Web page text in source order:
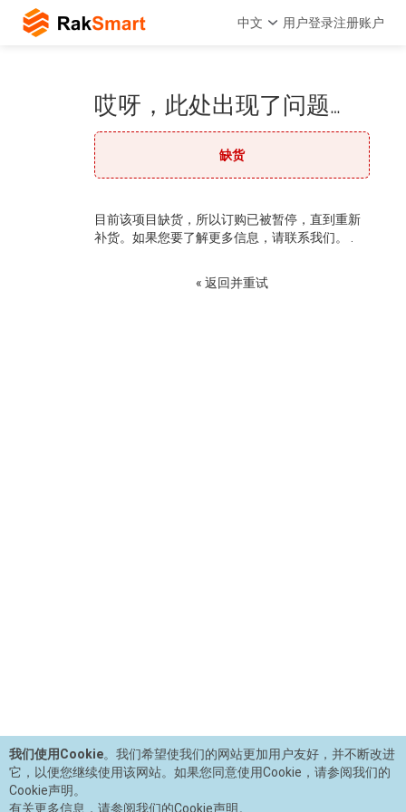
中文 用户登录注册账户
哎呀，此处出现了问题…
缺货
目前该项目缺货，所以订购已被暂停，直到重新
补货。如果您要了解更多信息，请联系我们。 .
« 返回并重试
我们使用Cookie。我们希望使我们的网站更加用户友好，并不断改进
它，以便您继续使用该网站。如果您同意使用Cookie，请参阅我们的
Cookie声明。
有关更多信息，请参阅我们的Cookie声明。